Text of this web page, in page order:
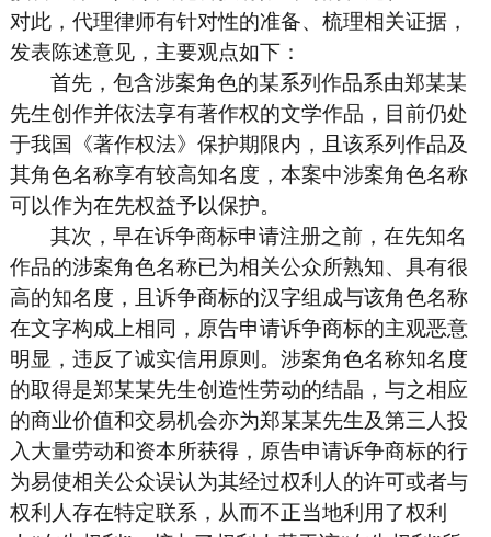
对此，代理律师有针对性的准备、梳理相关证据，
发表陈述意见，主要观点如下：
首先，包含涉案角色的某系列作品系由郑某某
先生创作并依法享有著作权的文学作品，目前仍处
于我国《著作权法》保护期限内，且该系列作品及
其角色名称享有较高知名度，本案中涉案角色名称
可以作为在先权益予以保护。
其次，早在诉争商标申请注册之前，在先知名
作品的涉案角色名称已为相关公众所熟知、具有很
高的知名度，且诉争商标的汉字组成与该角色名称
在文字构成上相同，原告申请诉争商标的主观恶意
明显，违反了诚实信用原则。涉案角色名称知名度
的取得是郑某某先生创造性劳动的结晶，与之相应
的商业价值和交易机会亦为郑某某先生及第三人投
入大量劳动和资本所获得，原告申请诉争商标的行
为易使相关公众误认为其经过权利人的许可或者与
权利人存在特定联系，从而不正当地利用了权利